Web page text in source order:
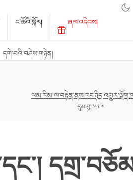
དགེ་བའི་བཤེས་གཉེན།
ང་ཚོའི་སྐོར། ཞལ་འདེབས།
དུམ་བུ། ༦ / ༧